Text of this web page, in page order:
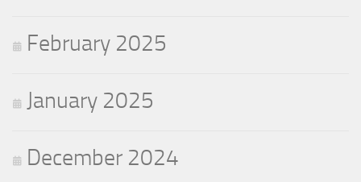
February 2025
January 2025
December 2024